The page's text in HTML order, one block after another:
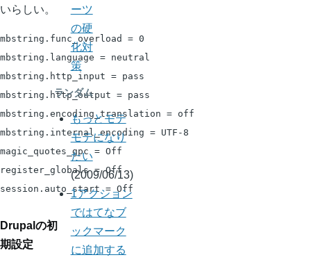
いらしい。
mbstring.func_overload = 0
mbstring.language = neutral
mbstring.http_input = pass
mbstring.http_output = pass
mbstring.encoding_translation = off
mbstring.internal_encoding = UTF-8
magic_quotes_gpc = Off
register_globals = Off
session.auto_start = Off
Drupalの初
期設定
ーツ
の硬
化対
策
ランダム
もっとモテ
モテになり
たい
(2009/06/13)
1アクション
ではてなブ
ックマーク
に追加する